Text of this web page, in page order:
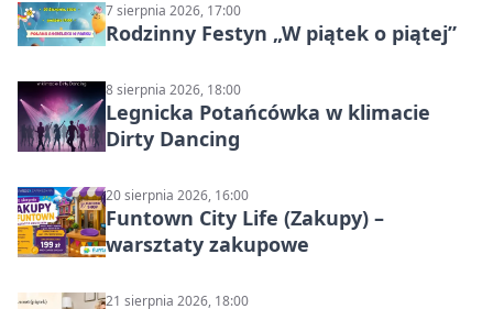
7 sierpnia 2026, 17:00
Rodzinny Festyn „W piątek o piątej”
8 sierpnia 2026, 18:00
Legnicka Potańcówka w klimacie
Dirty Dancing
20 sierpnia 2026, 16:00
Funtown City Life (Zakupy) –
warsztaty zakupowe
21 sierpnia 2026, 18:00